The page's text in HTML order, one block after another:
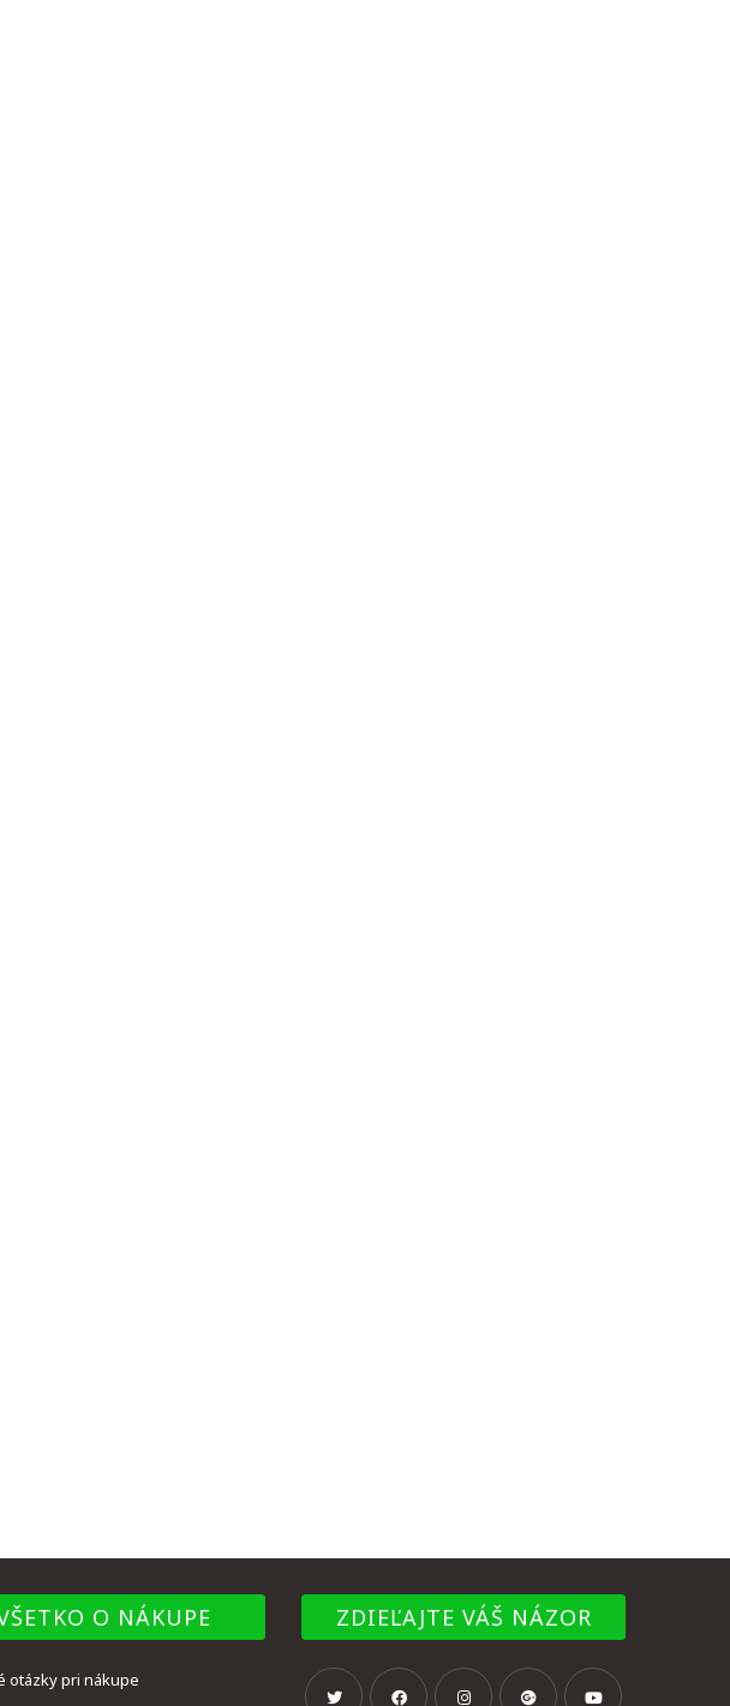
O NÁKUPE
otázky pri nákupe
ZDIEĽAJTE VÁŠ NÁZOR